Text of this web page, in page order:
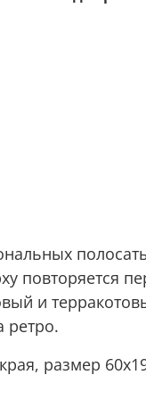
повторяется
и
ретро.
размер